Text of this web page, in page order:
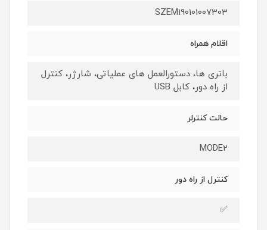
SZEM190101007303
اقلام همراه
باتری ها، دستورالعمل های عملیاتی، شارژر، کنترل
از راه دور، کابل USB
حالت کنترلر
MODE2
کنترل از راه دور
✅